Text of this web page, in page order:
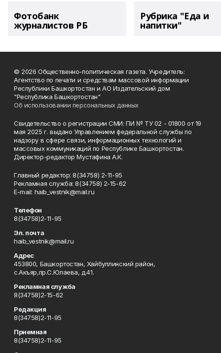
Фотобанк
журналистов РБ
Рубрика "Еда и
напитки"
© 2026 Общественно-политическая газета. Учредитель:
Агентство по печати и средствам массовой информации
Республики Башкортостан и АО Издательский дом
"Республика Башкортостан"
Об использовании персональных данных
Свидетельство о регистрации СМИ: ПИ № ТУ 02 - 01800 от 19
мая 2025 г. выдано Управлением федеральной службы по
надзору в сфере связи, информационных технологий и
массовых коммуникаций по Республике Башкортостан.
Директор-редактор Мустафина А.К.
Главный редактор: 8(34758) 2-11-95
Рекламная служба: 8(34758) 2-15-62
Е-mаil: haib_vestnik@mail.ru
Телефон
8(34758)2-11-95
Эл. почта
haib_vestnik@mail.ru
Адрес
453800, Башкортостан, Хайбуллинский район,
с.Акъяр,пр.С.Юлаева, д.41.
Рекламная служба
8(34758)2-15-62
Редакция
8(34758)2-11-95
Приемная
8(34758)2-11-95